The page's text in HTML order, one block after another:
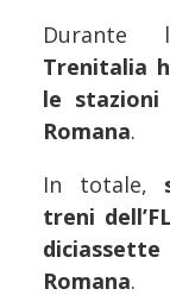
Durante
Trenitalia
le
Romana.
In totale,
treni
Romana.